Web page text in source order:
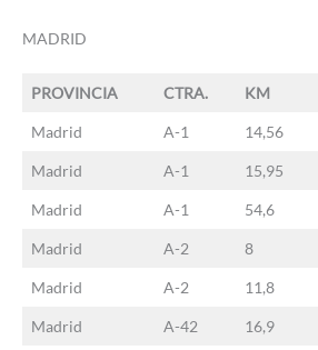
MADRID
PROVINCIA CTRA. KM
Madrid A-1 14,56
Madrid A-1 15,95
Madrid A-1 54,6
Madrid A-2 8
Madrid A-2 11,8
Madrid A-42 16,9